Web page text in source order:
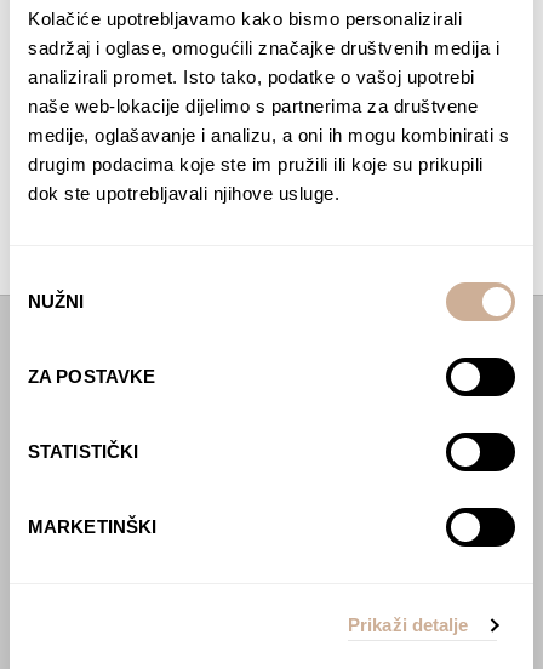
Kolačiće upotrebljavamo kako bismo personalizirali
sadržaj i oglase, omogućili značajke društvenih medija i
analizirali promet. Isto tako, podatke o vašoj upotrebi
naše web-lokacije dijelimo s partnerima za društvene
medije, oglašavanje i analizu, a oni ih mogu kombinirati s
drugim podacima koje ste im pružili ili koje su prikupili
dok ste upotrebljavali njihove usluge.
pristanka
NUŽNI
ZA POSTAVKE
STATISTIČKI
MARKETINŠKI
Prikaži detalje
03. 11. 2018.
3. Na vrhu Corpune
Jedini smo ljudi u u lobiju hotela u Arequipi. Prilazi
mi jedan Peruanac i kaže „Ja sam Miguel Zarate.
Tražim planinare iz Hrvatske…“
ČITAJTE DALJE
Lovci sakupljači